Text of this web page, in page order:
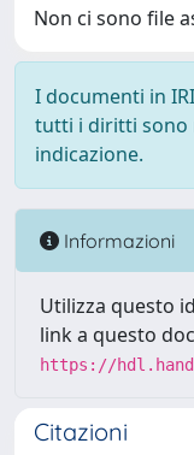
Non ci sono file
I documenti in
tutti i diritti sono
indicazione.
Informazioni
Utilizza questo
link a questo
https://
Citazioni